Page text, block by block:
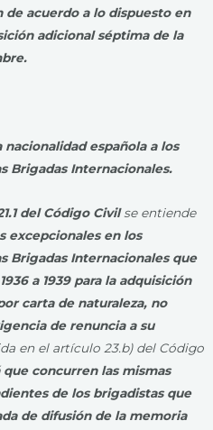
acuerdo a lo dispuesto en
adicional séptima de la
nacionalidad española a los
Brigadas Internacionales.
del Código Civilse entiende
excepcionales en los
Brigadas Internacionales que
a 1939 para la adquisición
carta de naturaleza, no
de renuncia a su
en el artículo 23.b) del Código
concurren las mismas
de los brigadistas que
de difusión de la memoria